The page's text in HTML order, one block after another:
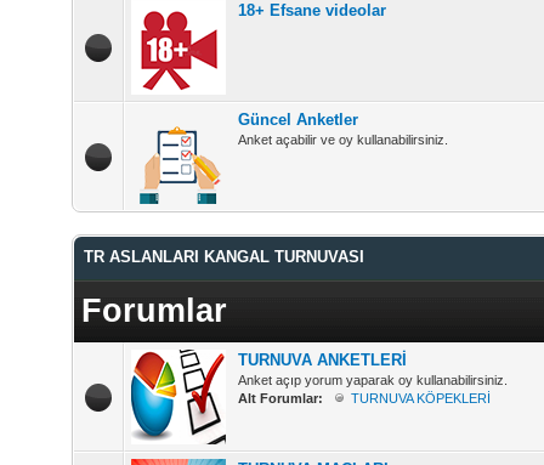
18+ Efsane videolar
Güncel Anketler
Anket açabilir ve oy kullanabilirsiniz.
TR ASLANLARI KANGAL TURNUVASI
Forumlar
TURNUVA ANKETLERİ
Anket açıp yorum yaparak oy kullanabilirsiniz.
Alt Forumlar:
TURNUVA KÖPEKLERİ